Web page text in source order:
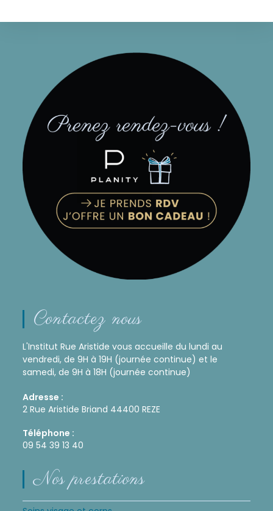
Contactez nous
L'Institut Rue Aristide vous accueille du lundi au
vendredi, de 9H à 19H (journée continue) et le
samedi, de 9H à 18H (journée continue)
Adresse :
2 Rue Aristide Briand 44400 REZE
Téléphone :
09 54 39 13 40
Nos prestations